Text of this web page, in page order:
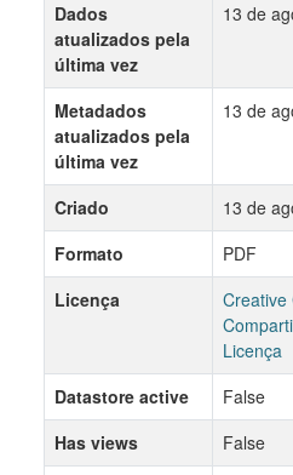
Dados
atualizados pela
última vez
13 de
Metadados
atualizados pela
última vez
13 de
Criado
13 de
Formato
PDF
Licença
Creative
Licença
Datastore active
False
Has views
False